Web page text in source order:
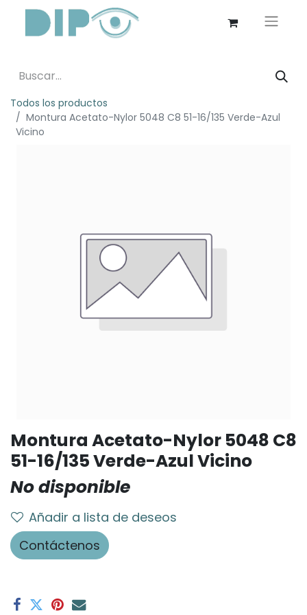
Todos los productos
Montura Acetato-Nylor 5048 C8 51-16/135 Verde-Azul
Vicino
Montura Acetato-Nylor 5048 C8
51-16/135 Verde-Azul Vicino
No disponible
Añadir a lista de deseos
Contáctenos